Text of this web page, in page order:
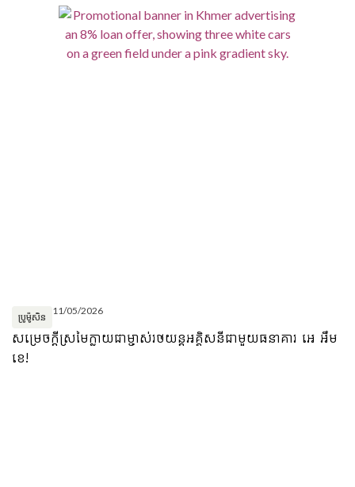
ប្រូម៉ូសិន
11/05/2026
សម្រេចក្ដីស្រមៃក្លាយជាម្ចាស់រថយន្តអគ្គិសនីជាមួយធនាគារ អេ អឹម
ខេ!